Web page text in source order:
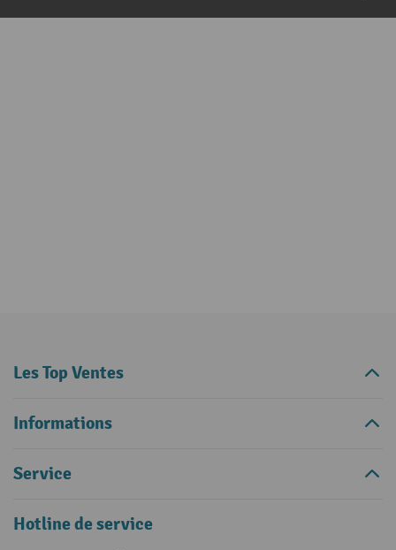
Les Top Ventes
Informations
Service
Hotline de service